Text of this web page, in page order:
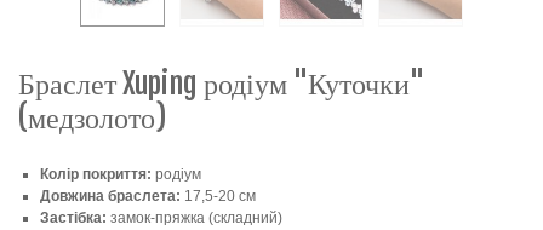
Браслет Xuping родіум "Куточки"
(медзолото)
Колір покриття: родіум
Довжина браслета: 17,5-20 см
Застібка: замок-пряжка (складний)